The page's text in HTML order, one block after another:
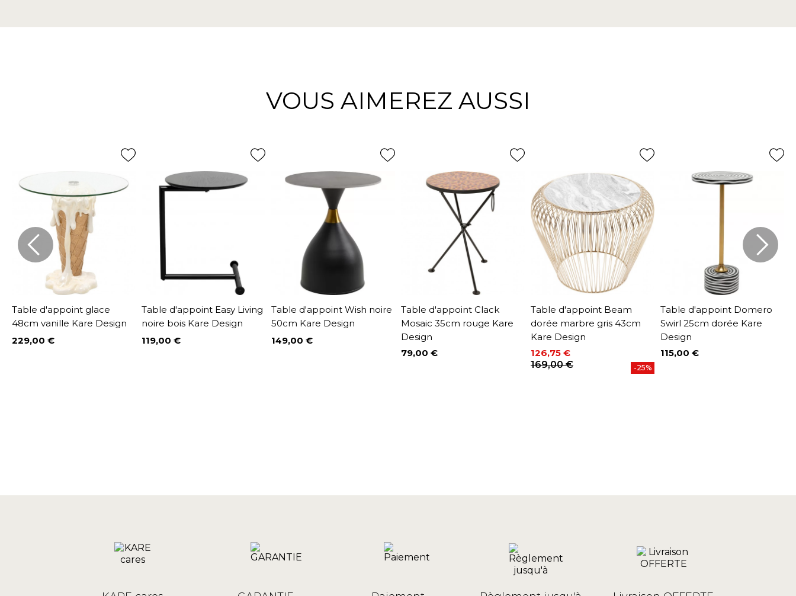
VOUS AIMEREZ AUSSI
Table d'appoint glace
48cm vanille Kare Design
Prix
229,00 €
Table d'appoint Easy Living
noire bois Kare Design
Prix
119,00 €
Table d'appoint Wish noire
50cm Kare Design
Prix
149,00 €
Table d'appoint Clack
Mosaic 35cm rouge Kare
Design
Prix
79,00 €
Table d'appoint Beam
dorée marbre gris 43cm
Kare Design
Prix
126,75 €
Prix de base
169,00 € -25%
Table d'appoint Domero
Swirl 25cm dorée Kare
Design
Prix
115,00 €